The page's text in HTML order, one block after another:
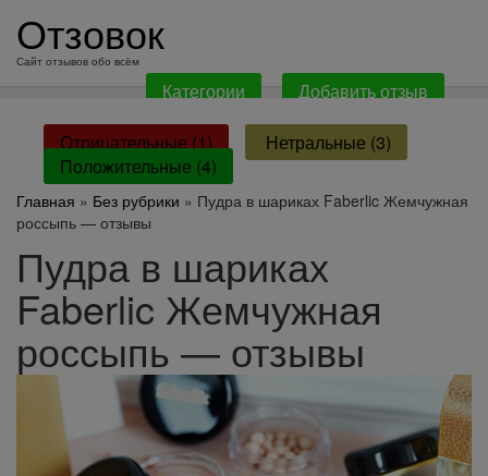
содержанию
Отзовок
Сайт отзывов обо всём
Категории Добавить отзыв
Отрицательные (1)
Нетральные (3)
Положительные (4)
Главная » Без рубрики » Пудра в шариках Faberlic Жемчужная
россыпь — отзывы
Пудра в шариках
Faberlic Жемчужная
россыпь — отзывы